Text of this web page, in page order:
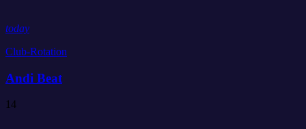
today
Club-Rotation
Andi Beat
14